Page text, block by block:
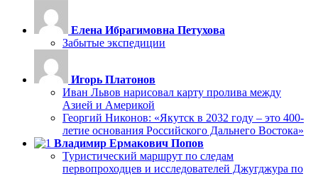
Елена Ибрагимовна Петухова
Забытые экспедиции
Игорь Платонов
Иван Львов нарисовал карту пролива между
Азией и Америкой
Георгий Никонов: «Якутск в 2032 году – это 400-
летие основания Российского Дальнего Востока»
Владимир Ермакович Попов
Туристический маршрут по следам
первопроходцев и исследователей Джугджура по